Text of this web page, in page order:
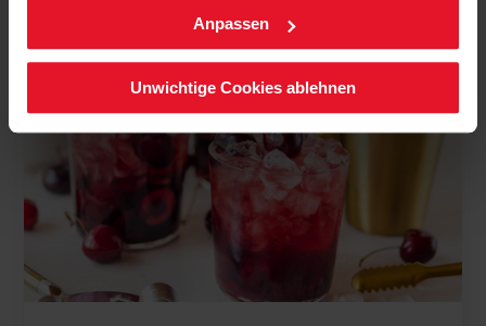
Anpassen
Unwichtige Cookies ablehnen